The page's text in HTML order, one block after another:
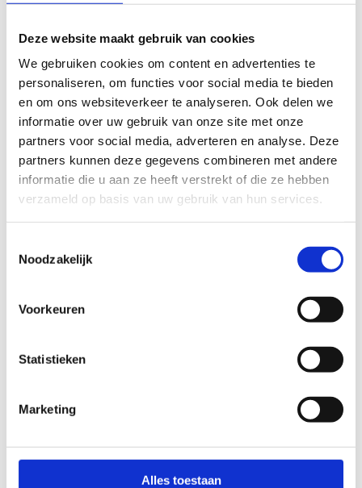
Deze website maakt gebruik van cookies
We gebruiken cookies om content en advertenties te
personaliseren, om functies voor social media te bieden
en om ons websiteverkeer te analyseren. Ook delen we
informatie over uw gebruik van onze site met onze
partners voor social media, adverteren en analyse. Deze
partners kunnen deze gegevens combineren met andere
informatie die u aan ze heeft verstrekt of die ze hebben
verzameld op basis van uw gebruik van hun services.
Noodzakelijk
Voorkeuren
Statistieken
Marketing
Alles toestaan
Starting11 Toolkit
van de atleten en hun duale carrière.
Bekijk de Starting11 Toolkit
Ook interessant voor jou